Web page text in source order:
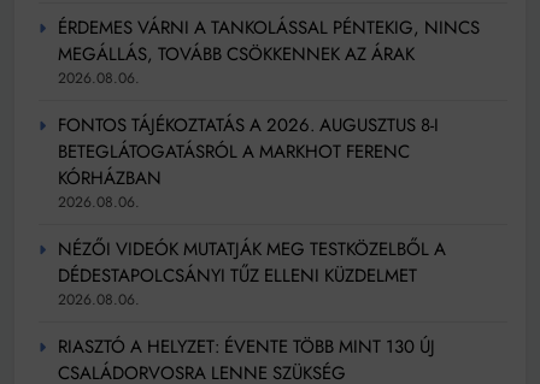
ÉRDEMES VÁRNI A TANKOLÁSSAL PÉNTEKIG, NINCS
MEGÁLLÁS, TOVÁBB CSÖKKENNEK AZ ÁRAK
2026.08.06.
FONTOS TÁJÉKOZTATÁS A 2026. AUGUSZTUS 8-I
BETEGLÁTOGATÁSRÓL A MARKHOT FERENC
KÓRHÁZBAN
2026.08.06.
NÉZŐI VIDEÓK MUTATJÁK MEG TESTKÖZELBŐL A
DÉDESTAPOLCSÁNYI TŰZ ELLENI KÜZDELMET
2026.08.06.
RIASZTÓ A HELYZET: ÉVENTE TÖBB MINT 130 ÚJ
CSALÁDORVOSRA LENNE SZÜKSÉG